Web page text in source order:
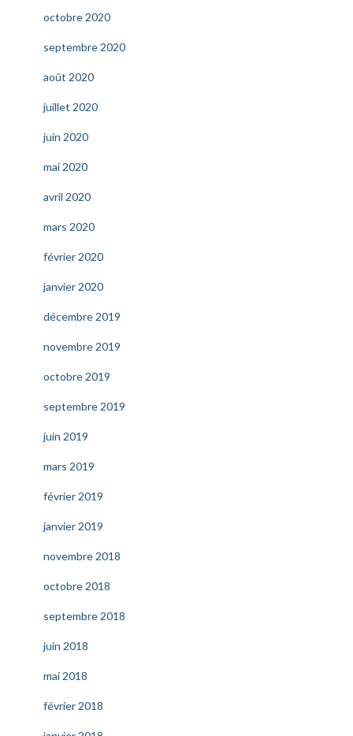
octobre 2020
septembre 2020
août 2020
juillet 2020
juin 2020
mai 2020
avril 2020
mars 2020
février 2020
janvier 2020
décembre 2019
novembre 2019
octobre 2019
septembre 2019
juin 2019
mars 2019
février 2019
janvier 2019
novembre 2018
octobre 2018
septembre 2018
juin 2018
mai 2018
février 2018